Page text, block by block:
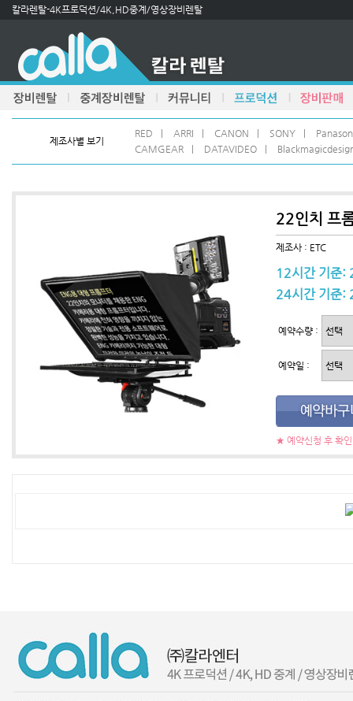
칼라렌탈-4K프로덕션/4K,HD중계/영상장비렌탈
제조사별 보기
RED ARRI CANON SONY
CAMGEAR
DATAVIDEO
22인치 프
제조사 : ETC
12시간 기준
24시간 기준:
예약수량 :
예약일 :
★ 예약신청 후 확